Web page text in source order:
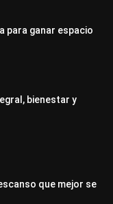
para ganar espacio
bienestar y
que mejor se